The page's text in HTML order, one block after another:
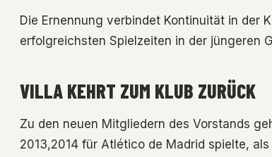
Die Ernennung verbindet Kontinuität in der
erfolgreichsten Spielzeiten in der jüngeren
VILLA KEHRT ZUM KLUB ZURÜCK
Zu den neuen Mitgliedern des Vorstands
2013,2014 für Atlético de Madrid spielte,